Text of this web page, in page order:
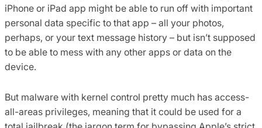
iPhone or iPad app might be able to run off with important
personal data specific to that app – all your photos,
perhaps, or your text message history – but isn’t supposed
to be able to mess with any other apps or data on the
device.
But malware with kernel control pretty much has access-
all-areas privileges, meaning that it could be used for a